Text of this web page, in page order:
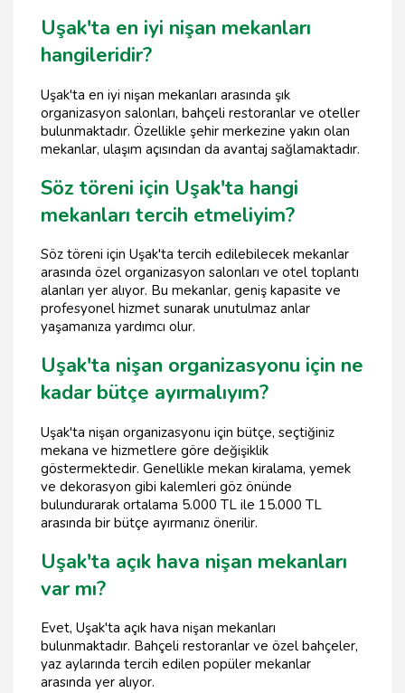
Uşak'ta en iyi nişan mekanları
hangileridir?
Uşak'ta en iyi nişan mekanları arasında şık
organizasyon salonları, bahçeli restoranlar ve oteller
bulunmaktadır. Özellikle şehir merkezine yakın olan
mekanlar, ulaşım açısından da avantaj sağlamaktadır.
Söz töreni için Uşak'ta hangi
mekanları tercih etmeliyim?
Söz töreni için Uşak'ta tercih edilebilecek mekanlar
arasında özel organizasyon salonları ve otel toplantı
alanları yer alıyor. Bu mekanlar, geniş kapasite ve
profesyonel hizmet sunarak unutulmaz anlar
yaşamanıza yardımcı olur.
Uşak'ta nişan organizasyonu için ne
kadar bütçe ayırmalıyım?
Uşak'ta nişan organizasyonu için bütçe, seçtiğiniz
mekana ve hizmetlere göre değişiklik
göstermektedir. Genellikle mekan kiralama, yemek
ve dekorasyon gibi kalemleri göz önünde
bulundurarak ortalama 5.000 TL ile 15.000 TL
arasında bir bütçe ayırmanız önerilir.
Uşak'ta açık hava nişan mekanları
var mı?
Evet, Uşak'ta açık hava nişan mekanları
bulunmaktadır. Bahçeli restoranlar ve özel bahçeler,
yaz aylarında tercih edilen popüler mekanlar
arasında yer alıyor.